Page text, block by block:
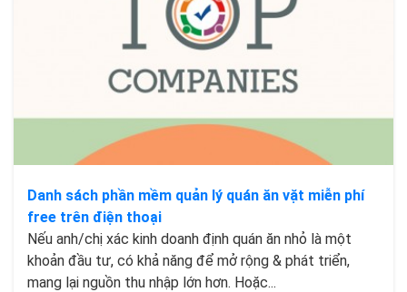
Danh sách phần mềm quản lý quán ăn vặt miễn phí
free trên điện thoại
Nếu anh/chị xác kinh doanh định quán ăn nhỏ là một
khoản đầu tư, có khả năng để mở rộng & phát triển,
mang lại nguồn thu nhập lớn hơn. Hoặc...